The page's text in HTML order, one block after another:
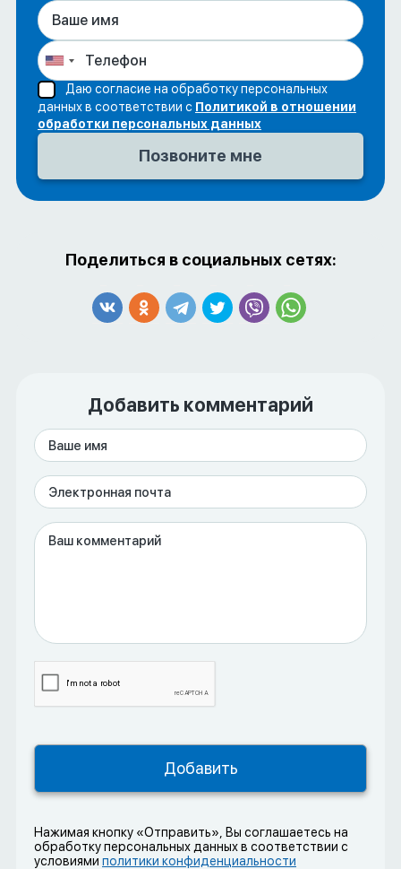
Даю согласие на обработку персональных
данных в соответствии с Политикой в отношении
обработки персональных данных
Поделиться в социальных сетях:
Добавить комментарий
Нажимая кнопку «Отправить», Вы соглашаетесь на
обработку персональных данных в соответствии с
условиями политики конфиденциальности